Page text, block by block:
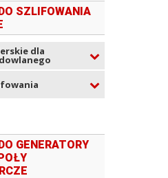
SZLIFOWANIA
dla
GENERATORY